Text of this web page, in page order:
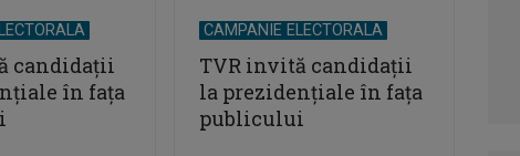
candidaţii
în faţa
CAMPANIE ELECTORALA
TVR invită candidaţii
la prezidenţiale în faţa
publicului